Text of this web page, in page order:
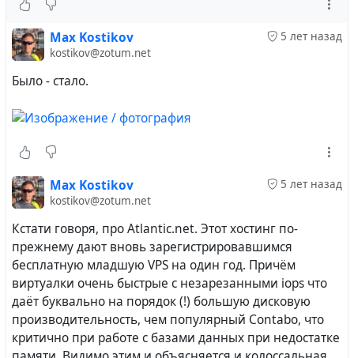
более новых версий в будущем пришлось (пока в
процессе) конвертировать текстовые поля в ставший
стандартнымutf8mb4
Пока, всё выглядит вот как то так. Но что делать
понятно и скоро всё вернётся в нормальный вид...
UPD. В этой связи буду признателен за выявленные и
кодировкой.
#russian#lang_ru#IT#hubzilla#MySQL#dba
5 лет назад
Max Kostikov
kostikov@zotum.net
Было - стало.
5 лет назад
Max Kostikov
kostikov@zotum.net
Кстати говоря, про Atlantic.net. Этот хостинг по-
прежнему дают вновь зарегистрировавшимся
бесплатную младшую VPS на один год. Причём
виртуалки очень быстрые с незарезанными iops что
даёт буквально на порядок (!) большую дисковую
производительность, чем популярный Contabo, что
критично при работе с базами данных при недостатке